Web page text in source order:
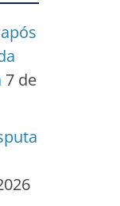
7 de